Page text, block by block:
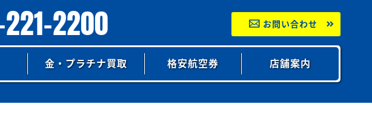
221-2200 お問い合わせ
金・プラチナ買取 格安航空券 店舗案内